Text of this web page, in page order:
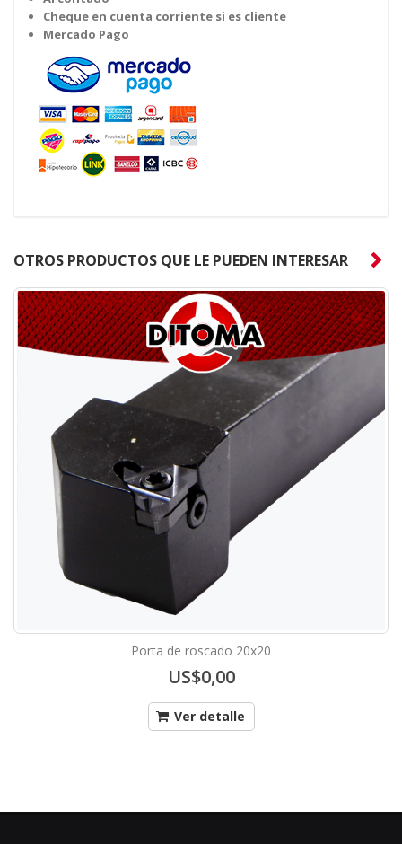
Cheque en cuenta corriente si es cliente
Mercado Pago
OTROS PRODUCTOS QUE LE PUEDEN INTERESAR
Porta de roscado 20x20
US$0,00
Ver detalle